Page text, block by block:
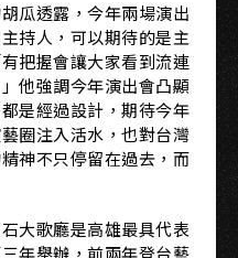
瓜透露，今年兩場演出
持人，可以期待的是主
把握會讓大家看到流連
他強調今年演出會凸顯
是經過設計，期待今年
圈注入活水，也對台灣
神不只停留在過去，而
大歌廳是高雄最具代表
年舉辦，前兩年登台藝